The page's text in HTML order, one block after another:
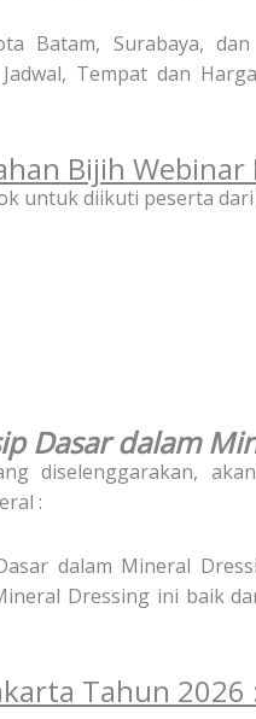
Batam, Surabaya,
Tempat dan
Bijih Webinar
untuk diikuti peserta
Dasar dalam
diselenggarakan,
:
dalam Mineral
Dressing ini baik
Tahun 2026